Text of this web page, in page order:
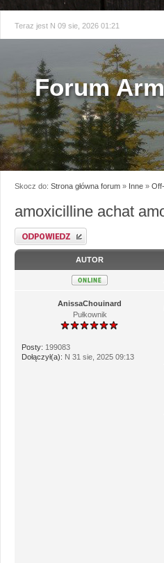
Teraz jest N 09 sie, 2026 01:21
Forum
Skocz do: Strona główna forum » Inne »
amoxicilline achat
Odpowiedz
AUTOR
AnissaChouinard
Pułkownik
Posty: 199083
Dołączył(a): N 31 sie, 2025 09:13